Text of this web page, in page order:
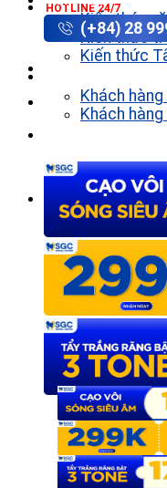
HOTLINE 24/7
(+84) 28
Kiến thức
Kiến thức
Kiến thức
Khách
Khách